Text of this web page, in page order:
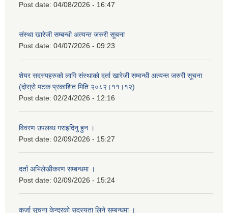
Post date: 04/08/2026 - 16:47
संस्था खारेजी सम्बन्धी अत्यन्त जरुरी सूचना
Post date: 04/07/2026 - 09:23
शेयर सदस्यहरुको लागि संस्थाको दर्ता खारेजी सम्वन्धी अत्यन्त जरुरी सूचना
(दोस्रो पटक प्रकाशित मिति २०८२।११।१२)
Post date: 02/24/2026 - 12:16
विवरण उपलब्ध गराइदिनु हुन ।
Post date: 02/09/2026 - 15:27
दर्ता अभिलेखीकरण सम्बन्धमा ।
Post date: 02/09/2026 - 15:24
कर्जा सूचना केन्द्रको सदस्यता लिने सम्बन्धमा ।